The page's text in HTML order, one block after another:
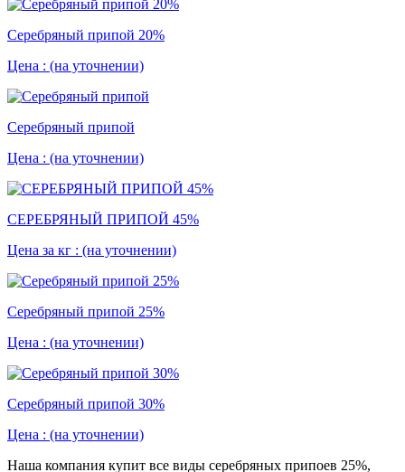
Серебряный припой 20%
Цена : (на уточнении)
Серебряный припой
Цена : (на уточнении)
СЕРЕБРЯНЫЙ ПРИПОЙ 45%
Цена за кг : (на уточнении)
Серебряный припой 25%
Цена : (на уточнении)
Серебряный припой 30%
Цена : (на уточнении)
Наша компания купит все виды серебряных припоев 25%,